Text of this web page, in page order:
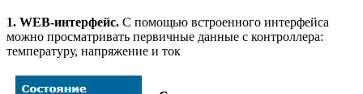
1. WEB-интерфейс. С помощью встроенного интерфейса
можно просматривать первичные данные с контроллера:
температуру, напряжение и ток